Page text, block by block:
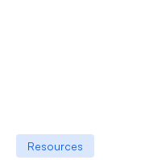
Resources